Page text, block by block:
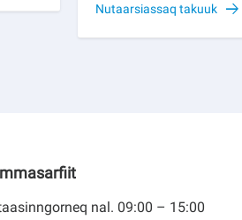
Nutaarsiassaq takuuk
nal. 09:00 – 15:00